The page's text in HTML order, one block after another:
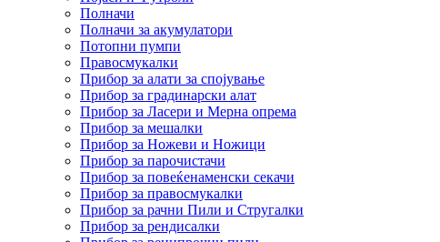
Полначи
Полначи за акумулатори
Потопни пумпи
Правосмукалки
Прибор за алати за спојување
Прибор за градинарски алат
Прибор за Ласери и Мерна опрема
Прибор за мешалки
Прибор за Ножеви и Ножици
Прибор за парочистачи
Прибор за повеќенаменски секачи
Прибор за правосмукалки
Прибор за рачни Пили и Стругалки
Прибор за рендисалки